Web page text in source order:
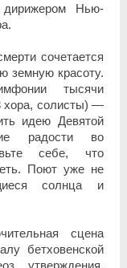
дирижером Нью-
сочетается
земную красоту.
тысячи
хора, солисты) —
идею Девятой
радости во
себе, что
Поют уже не
солнца и
сцена
бетховенской
утверждения,